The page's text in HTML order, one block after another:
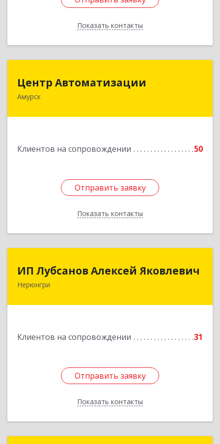
Показать контакты
Назад
Центр Автоматизации
Амурск
Клиентов на сопровождении 50
Отправить заявку
Показать контакты
682640, Хабаровский край, Амурск г, Мира пр-
Отправить заявку
Назад
ИП Лубсанов Алексей Яковлевич
Нерюнгри
Клиентов на сопровождении 31
Отправить заявку
Показать контакты
ИП Лубсанов Алексей Яковлевич
675002, Амурская область, г. Благовещенск, ул.
Отправить заявку
Назад